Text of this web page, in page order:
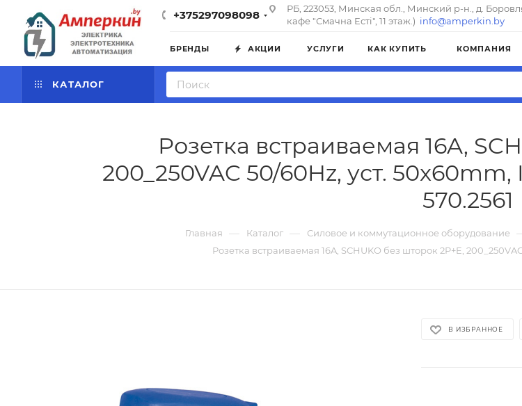
+375297098098
РБ, 223053, Минская обл., Минский р-н., д.
кафе "Смачна Естi", 11 этаж.) info@amperkin.by
БРЕНДЫ АКЦИИ УСЛУГИ КАК КУПИТЬ КОМПАНИЯ
КАТАЛОГ
Розетка встраиваемая 16A,
200_250VAC 50/60Hz, уст.
570.2561
Главная — Каталог — Силовое и коммутационное оборудование
Розетка встраиваемая 16A, SCHUKO без шторок 2P+E,
В ИЗБРАННОЕ